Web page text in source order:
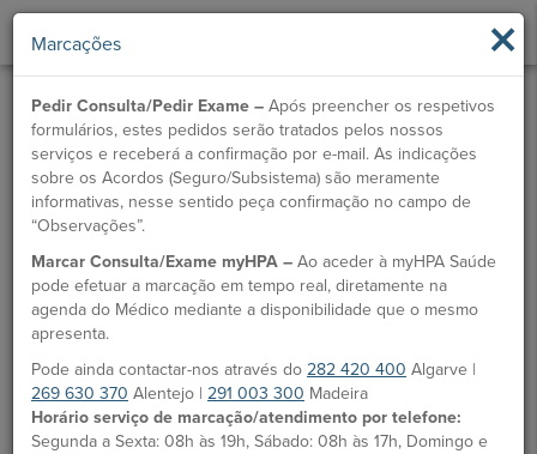
×
Marcações
Pedir Consulta/Pedir Exame – Após preencher os respetivos
formulários, estes pedidos serão tratados pelos nossos
serviços e receberá a confirmação por e-mail. As indicações
sobre os Acordos (Seguro/Subsistema) são meramente
informativas, nesse sentido peça confirmação no campo de
“Observações”.
Marcar Consulta/Exame myHPA – Ao aceder à myHPA Saúde
pode efetuar a marcação em tempo real, diretamente na
agenda do Médico mediante a disponibilidade que o mesmo
apresenta.
Pode ainda contactar-nos através do 282 420 400 Algarve |
269 630 370 Alentejo | 291 003 300 Madeira
Horário serviço de marcação/atendimento por telefone:
Segunda a Sexta: 08h às 19h, Sábado: 08h às 17h, Domingo e